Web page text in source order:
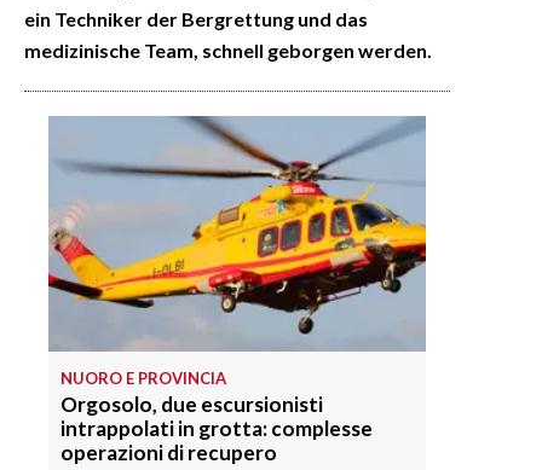
ein Techniker der Bergrettung und das
medizinische Team, schnell geborgen werden.
NUORO E PROVINCIA
Orgosolo, due escursionisti
intrappolati in grotta: complesse
operazioni di recupero